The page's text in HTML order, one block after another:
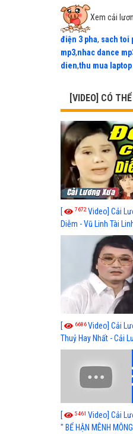
Xem cải
điện 3 pha, sach toi
mp3,nhac dance
dien,thu mua laptop
[VIDEO] CÓ
[ 7672Video] Cải
Diễm - Vũ Linh Tài
hay nhất
[ 6686Video] Cải
Thuỷ Hay Nhất - Cải
Hủ
[ 5461 Video] Cải
" BỂ HẬN MÊNH